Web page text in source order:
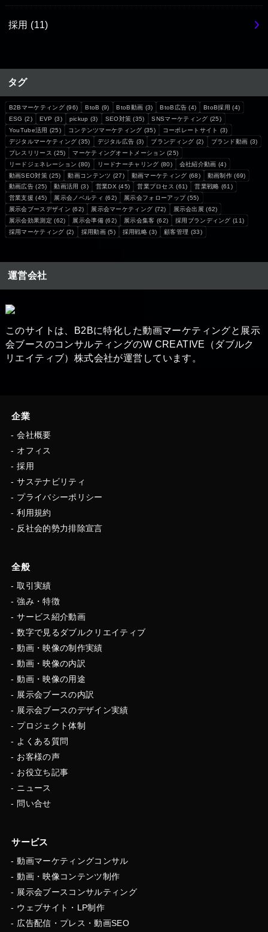
採用 (11)
タグ
B2Bマーケティング(96) BtoB (9) BtoB動画 (3) BtoB広告 (4) BtoB採用 (4)
ESG (2) EVP (3) pickup (3) SEO対策 (35) SNSマーケティング (25)
YouTube活用 (25) コンテンツマーケティング (35) コーポレートサイト (3)
デジタルマーケティング (35) デジタル広告 (3) ブランディング (2) ブランド動画 (3)
プレスリリース (25) マーケティングオートメーション (25)
リードジェネレーション (80) リードナーチャリング (80) 会社紹介動画 (4)
動画SEO対策(25) 動画コンテンツ (27) 動画マーケティング (68) 動画制作 (69)
動画広告 (25) 動画活用 (3) 営業DX(45) 営業プロセス (61) 営業戦略 (61)
営業支援 (45) 展示会ノベルティ (62) 展示会フォローアップ(55)
展示会ブースデザイン (62) 展示会マーケティング (72) 展示会出展 (62)
展示会効果測定 (62) 展示会準備(62) 展示会集客 (62) 採用ブランディング (11)
採用マーケティング (2) 採用動画(5) 採用戦略 (3) 顧客管理 (33)
運営会社
このサイトは、B2Bに特化した動画マーケティングと展示
会ブースの​コンサルティングのW CREATIVE（ダブルク
リエイティブ）株式会社が運営しています。
企業
会社概要
オフィス
採用
サステナビリティ
プライバシーポリシー
利用規約
反社会的勢力排除宣言
全般
取引実績
強み・特徴
サービス紹介動画
数字で見るダブルクリエイティブ
動画・映像の制作実績
動画・映像の内訳
動画・映像の用途
展示会ブースの内訳
展示会ブースのデザイン実績
プロジェクト体制
よくある質問
お客様の声
お役立ち記事
ニュース
問い合せ
サービス
動画マーケティングコンサル
動画・映像コンテンツ制作
展示会ブースコンサルティング
ウェブサイト・LP制作
広告配信・プレス・動画SEO